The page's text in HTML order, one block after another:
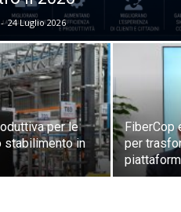
- 24 Luglio 2026
per le
stabilimento in
FiberCop
per